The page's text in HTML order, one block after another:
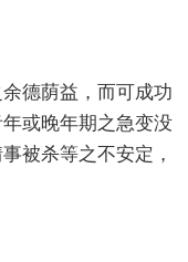
德荫益，而可成功
或晚年期之急变没
被杀等之不安定，